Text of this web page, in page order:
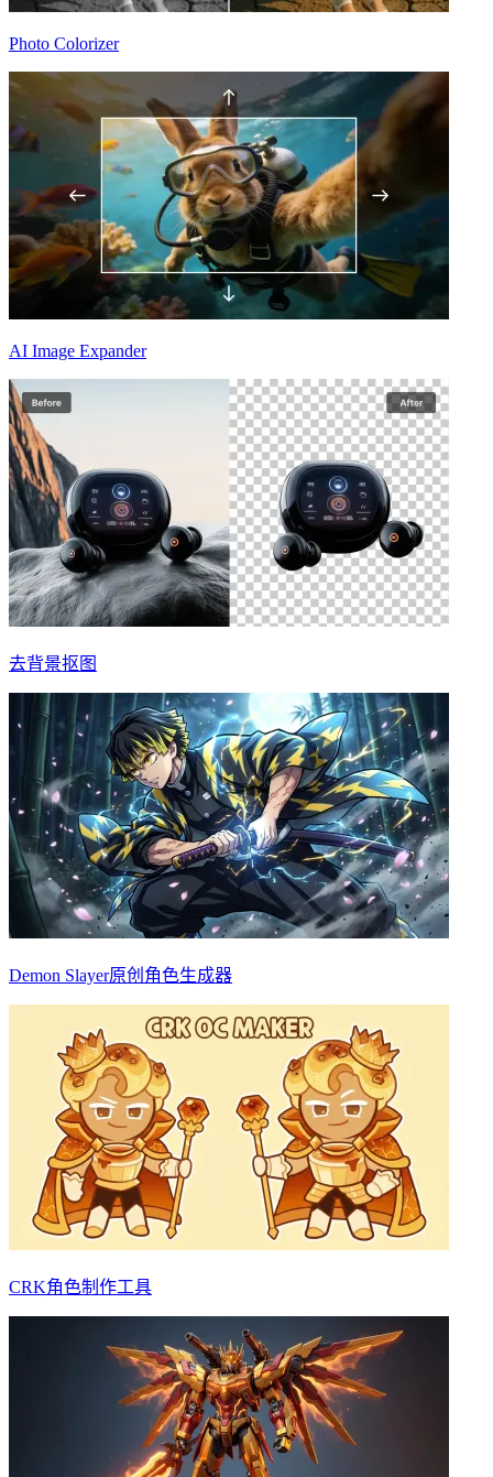
Photo Colorizer
AI Image Expander
去背景抠图
Demon Slayer原创角色生成器
CRK角色制作工具